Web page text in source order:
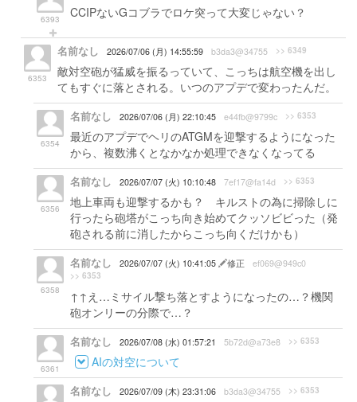
6393 CCIPないGコブラでロケ突って大変じゃない？
6353
名前なし 2026/07/06 (月) 14:55:59 b3da3@34755 >> 6349
敵対空砲が猛威を振るっていて、こっちは航空機を出し
てもすぐに落とされる。いつのアプデで変わったんだ。
6354
名前なし 2026/07/06 (月) 22:10:45 e44fb@9799c >> 6353
最近のアプデでヘリのATGMを迎撃するようになった
から、複数沸くとなかなか処理できなくなってる
6356
名前なし 2026/07/07 (火) 10:10:48 7ef17@fa14d >> 6353
地上車両も迎撃するかも？ キルストの為に掃除しに
行ったら砲塔がこっち向き始めてクッソビビった（発
砲される前に消したからこっち向くだけかも）
6358
名前なし 2026/07/07 (火) 10:41:05 修正 ef069@949c0
>> 6353
↑↑え…ミサイル撃ち落とすようになったの…？機関
砲オンリーの分際で…？
6361
名前なし 2026/07/08 (水) 01:57:21 5b72d@a73e8 >> 6353
AIの対空について
名前なし 2026/07/09 (木) 23:31:06 b3da3@34755 >> 6353